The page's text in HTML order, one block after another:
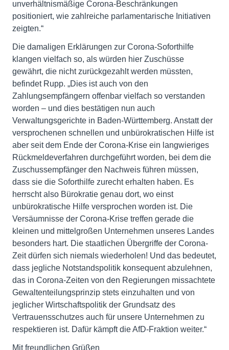
unverhältnismäßige Corona-Beschränkungen
positioniert, wie zahlreiche parlamentarische Initiativen
zeigten.“
Die damaligen Erklärungen zur Corona-Soforthilfe
klangen vielfach so, als würden hier Zuschüsse
gewährt, die nicht zurückgezahlt werden müssten,
befindet Rupp. „Dies ist auch von den
Zahlungsempfängern offenbar vielfach so verstanden
worden – und dies bestätigen nun auch
Verwaltungsgerichte in Baden-Württemberg. Anstatt der
versprochenen schnellen und unbürokratischen Hilfe ist
aber seit dem Ende der Corona-Krise ein langwieriges
Rückmeldeverfahren durchgeführt worden, bei dem die
Zuschussempfänger den Nachweis führen müssen,
dass sie die Soforthilfe zurecht erhalten haben. Es
herrscht also Bürokratie genau dort, wo einst
unbürokratische Hilfe versprochen worden ist. Die
Versäumnisse der Corona-Krise treffen gerade die
kleinen und mittelgroßen Unternehmen unseres Landes
besonders hart. Die staatlichen Übergriffe der Corona-
Zeit dürfen sich niemals wiederholen! Und das bedeutet,
dass jegliche Notstandspolitik konsequent abzulehnen,
das in Corona-Zeiten von den Regierungen missachtete
Gewaltenteilungsprinzip stets einzuhalten und von
jeglicher Wirtschaftspolitik der Grundsatz des
Vertrauensschutzes auch für unsere Unternehmen zu
respektieren ist. Dafür kämpft die AfD-Fraktion weiter.“
Mit freundlichen Grüßen